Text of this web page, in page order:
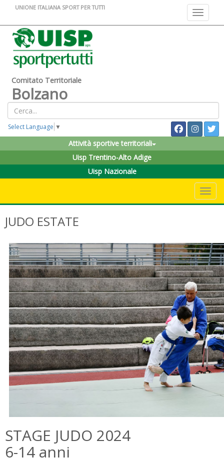
Toggle
UNIONE ITALIANA SPORT PER TUTTI
Comitato Territoriale
Bolzano
Select Language ▼
Attività sportive territoriali
Uisp Trentino-Alto Adige
Uisp Nazionale
JUDO ESTATE
STAGE JUDO 2024
6-14 anni